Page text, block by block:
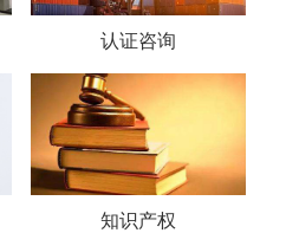
认证咨询
知识产权